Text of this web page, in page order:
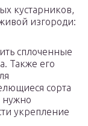
кустарников,
изгороди:
сплоченные
Также его
сорта
нужно
укрепление